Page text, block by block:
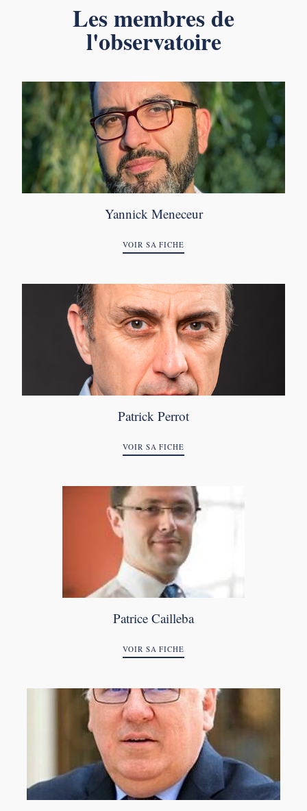
Les membres de
l'observatoire
Yannick Meneceur
VOIR SA FICHE
Patrick Perrot
VOIR SA FICHE
Patrice Cailleba
VOIR SA FICHE